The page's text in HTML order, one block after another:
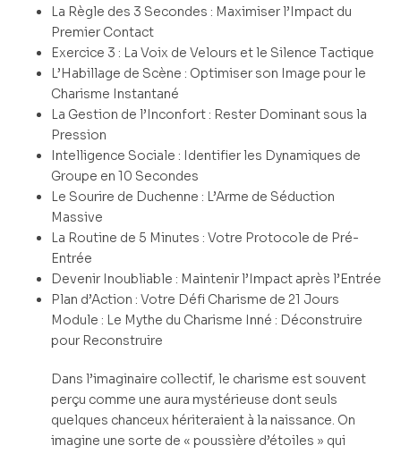
La Règle des 3 Secondes : Maximiser l’Impact du
Premier Contact
Exercice 3 : La Voix de Velours et le Silence Tactique
L’Habillage de Scène : Optimiser son Image pour le
Charisme Instantané
La Gestion de l’Inconfort : Rester Dominant sous la
Pression
Intelligence Sociale : Identifier les Dynamiques de
Groupe en 10 Secondes
Le Sourire de Duchenne : L’Arme de Séduction
Massive
La Routine de 5 Minutes : Votre Protocole de Pré-
Entrée
Devenir Inoubliable : Maintenir l’Impact après l’Entrée
Plan d’Action : Votre Défi Charisme de 21 Jours
Module : Le Mythe du Charisme Inné : Déconstruire
pour Reconstruire
Dans l’imaginaire collectif, le charisme est souvent
perçu comme une aura mystérieuse dont seuls
quelques chanceux hériteraient à la naissance. On
imagine une sorte de « poussière d’étoiles » qui